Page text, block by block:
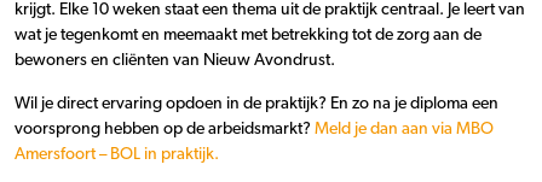
krijgt. Elke 10 weken staat een thema uit de praktijk centraal. Je leert van
wat je tegenkomt en meemaakt met betrekking tot de zorg aan de
bewoners en cliënten van Nieuw Avondrust.
Wil je direct ervaring opdoen in de praktijk? En zo na je diploma een
voorsprong hebben op de arbeidsmarkt? Meld je dan aan via MBO
Amersfoort – BOL in praktijk.